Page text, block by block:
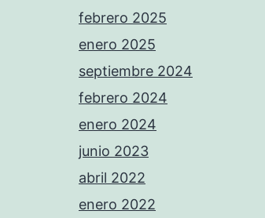
febrero 2025
enero 2025
septiembre 2024
febrero 2024
enero 2024
junio 2023
abril 2022
enero 2022